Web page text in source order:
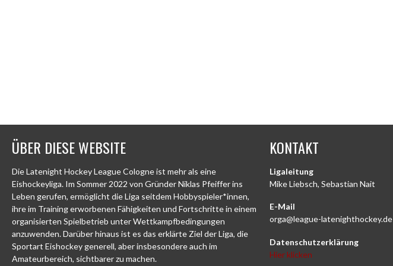
ÜBER DIESE WEBSITE
Die Latenight Hockey League Cologne ist mehr als eine
Eishockeyliga. Im Sommer 2022 von Gründer Niklas Pfeiffer ins
Leben gerufen, ermöglicht die Liga seitdem Hobbyspieler*innen,
ihre im Training erworbenen Fähigkeiten und Fortschritte in einem
organisierten Spielbetrieb unter Wettkampfbedingungen
anzuwenden. Darüber hinaus ist es das erklärte Ziel der Liga, die
Sportart Eishockey generell, aber insbesondere auch im
Amateurbereich, sichtbarer zu machen.
KONTAKT
Ligaleitung
Mike Liebsch, Sebastian Nait
E-Mail
orga@league-latenighthockey.de
Datenschutzerklärung
Hier klicken